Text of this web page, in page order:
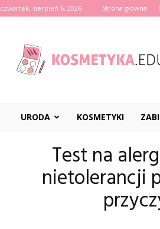
czwartek, sierpień 6, 2026 Strona główna
URODA KOSMETYKI
Test na
nietolerancji